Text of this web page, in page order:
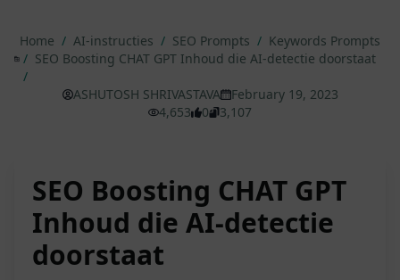
Home / AI-instructies / SEO Prompts / Keywords Prompts
/ SEO Boosting CHAT GPT Inhoud die AI-detectie doorstaat
/
ASHUTOSH SHRIVASTAVA
February 19, 2023
4,653
0 3,107
SEO Boosting CHAT GPT
Inhoud die AI-detectie
doorstaat